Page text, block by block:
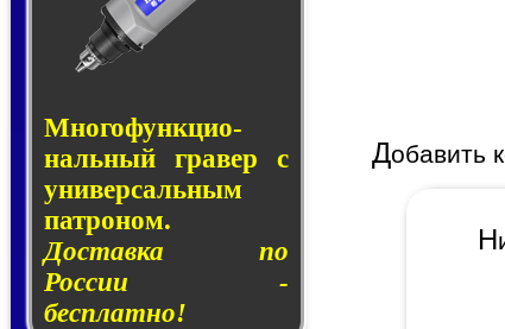
Много­функ­цио­
наль­ный гра­вер с
уни­вер­саль­ным
пат­ро­ном.
Доставка по
России -
бесплатно!
Добавить
Н